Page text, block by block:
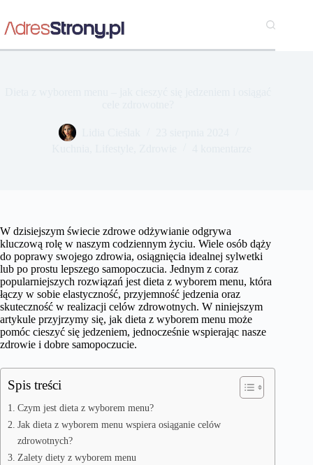
treści
W dzisiejszym świecie zdrowe odżywianie odgrywa
kluczową rolę w naszym codziennym życiu. Wiele osób dąży
do poprawy swojego zdrowia, osiągnięcia idealnej sylwetki
lub po prostu lepszego samopoczucia. Jednym z coraz
popularniejszych rozwiązań jest dieta z wyborem menu, która
łączy w sobie elastyczność, przyjemność jedzenia oraz
skuteczność w realizacji celów zdrowotnych. W niniejszym
artykule przyjrzymy się, jak dieta z wyborem menu może
pomóc cieszyć się jedzeniem, jednocześnie wspierając nasze
zdrowie i dobre samopoczucie.
Spis treści
Czym jest dieta z wyborem menu?
Jak dieta z wyborem menu wspiera osiąganie celów
zdrowotnych?
Zalety diety z wyborem menu